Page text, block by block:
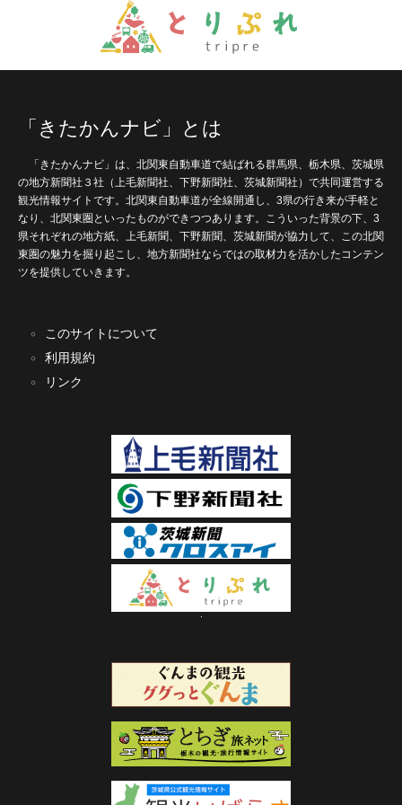
「きたかんナビ」とは
「きたかんナビ」は、北関東自動車道で結ばれる群馬県、栃木県、茨城県
の地方新聞社３社（上毛新聞社、下野新聞社、茨城新聞社）で共同運営する
観光情報サイトです。北関東自動車道が全線開通し、3県の行き来が手軽と
なり、北関東圏といったものができつつあります。こういった背景の下、3
県それぞれの地方紙、上毛新聞、下野新聞、茨城新聞が協力して、この北関
東圏の魅力を掘り起こし、地方新聞社ならではの取材力を活かしたコンテン
ツを提供していきます。
このサイトについて
利用規約
リンク